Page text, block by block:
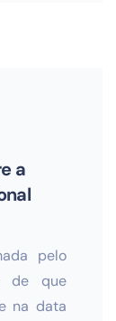
a
pelo
de que
na data